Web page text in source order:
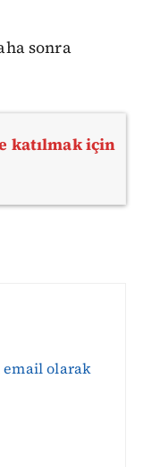
sonra
katılmak için
email olarak